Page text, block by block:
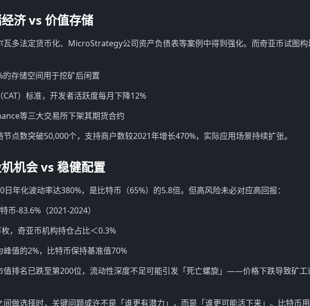
济 vs 价值存储
瓦多法定货币化、MicroStrategy公司资产负债表等案例中得到强化。而奇亚币试图构
存储空间用于挖矿后闲置
）标准，开发者活跃度每月下降12%
等三大交易所下架其期货合约
点数突破50,000个，支持商户数较2021年增长470%，实际应用场景持续扩张。
机会 vs 稳健配置
年化波动率达380%，是比特币（65%）的5.8倍。但高风险未必对应高回报：
币-83.6%（2021-2024）
，奇亚币机构持仓占比＜0.3%
峰值的2%，比特币保持基准值70%
值排名已跌至第200位，流动性深度不足可能引发「死亡螺旋」——价格下跌导致矿工
做选择时，关键问题或许不是「谁更有潜力」，而是「谁更可能活下来」。比特币